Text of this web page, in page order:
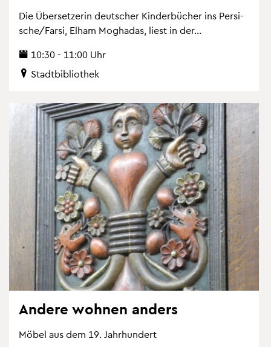
Die Über­set­ze­rin deut­scher Kin­der­bü­cher ins Per­si­
sche/Farsi, Elham Mog­ha­das, liest in der...
10:30 - 11:00 Uhr
Stadt­bi­blio­thek
An­de­re woh­nen an­ders
Möbel aus dem 19. Jahr­hun­dert